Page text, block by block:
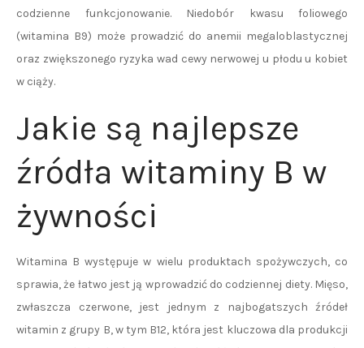
codzienne funkcjonowanie. Niedobór kwasu foliowego
(witamina B9) może prowadzić do anemii megaloblastycznej
oraz zwiększonego ryzyka wad cewy nerwowej u płodu u kobiet
w ciąży.
Jakie są najlepsze
źródła witaminy B w
żywności
Witamina B występuje w wielu produktach spożywczych, co
sprawia, że łatwo jest ją wprowadzić do codziennej diety. Mięso,
zwłaszcza czerwone, jest jednym z najbogatszych źródeł
witamin z grupy B, w tym B12, która jest kluczowa dla produkcji